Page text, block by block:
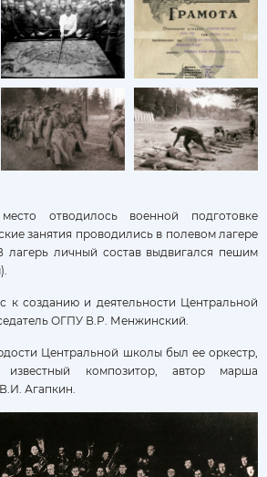
отводилось военной подготовке
занятия проводились в полевом лагере
личный состав выдвигался пешим
к созданию и деятельности Центральной
ОГПУ В.Р. Менжинский.
Центральной школы был ее оркестр,
известный композитор, автор марша
Агапкин.